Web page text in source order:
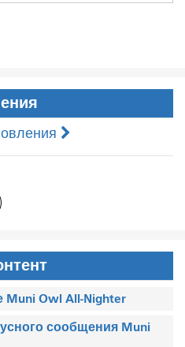
Owl All-Nighter
сообщения Muni